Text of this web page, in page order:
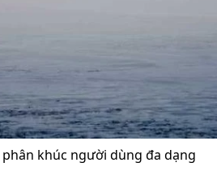
phân khúc người dùng đa dạng